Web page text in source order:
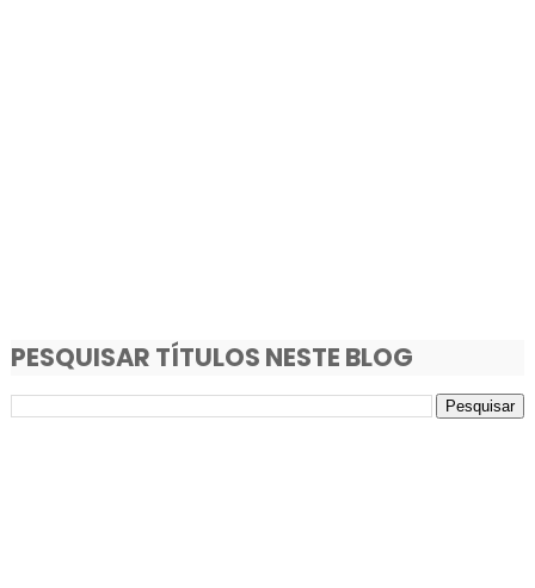
PESQUISAR TÍTULOS NESTE BLOG